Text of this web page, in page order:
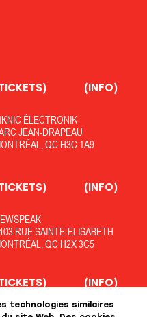
ÉLECTRONIK
JEAN-DRAPEAU
QC H3C 1A9
(INFO)
RUE SAINTE-ELISABETH
QC H2X 3C5
(INFO)
PIKNIC
(INFO)
technologies similaires